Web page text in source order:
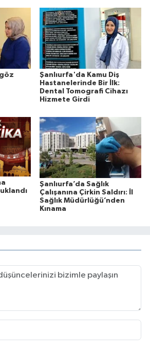
göz
Şanlıurfa'da Kamu Diş
Hastanelerinde Bir İlk:
Dental Tomografi Cihazı
Hizmete Girdi
Şanlıurfa’da Sağlık
Çalışanına Çirkin Saldırı: İl
Sağlık Müdürlüğü’nden
Kınama